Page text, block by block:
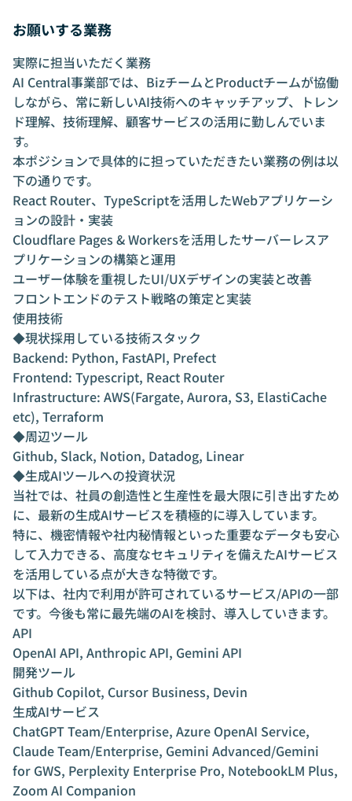
お願いする業務
実際に担当いただく業務
AI Central事業部では、BizチームとProductチームが協働
しながら、常に新しいAI技術へのキャッチアップ、トレン
ド理解、技術理解、顧客サービスの活用に勤しんでいま
す。
本ポジションで具体的に担っていただきたい業務の例は以
下の通りです。
React Router、TypeScriptを活用したWebアプリケーシ
ョンの設計・実装
Cloudflare Pages & Workersを活用したサーバーレスア
プリケーションの構築と運用
ユーザー体験を重視したUI/UXデザインの実装と改善
フロントエンドのテスト戦略の策定と実装
使用技術
◆現状採用している技術スタック
Backend: Python, FastAPI, Prefect
Frontend: Typescript, React Router
Infrastructure: AWS(Fargate, Aurora, S3, ElastiCache
etc), Terraform
◆周辺ツール
Github, Slack, Notion, Datadog, Linear
◆生成AIツールへの投資状況
当社では、社員の創造性と生産性を最大限に引き出すため
に、最新の生成AIサービスを積極的に導入しています。
特に、機密情報や社内秘情報といった重要なデータも安心
して入力できる、高度なセキュリティを備えたAIサービス
を活用している点が大きな特徴です。
以下は、社内で利用が許可されているサービス/APIの一部
です。今後も常に最先端のAIを検討、導入していきます。
API
OpenAI API, Anthropic API, Gemini API
開発ツール
Github Copilot, Cursor Business, Devin
生成AIサービス
ChatGPT Team/Enterprise, Azure OpenAI Service,
Claude Team/Enterprise, Gemini Advanced/Gemini
for GWS, Perplexity Enterprise Pro, NotebookLM Plus,
Zoom AI Companion